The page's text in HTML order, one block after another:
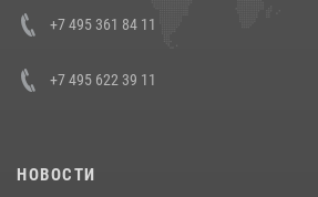
+7 495 361 84 11
+7 495 622 39 11
НОВОСТИ